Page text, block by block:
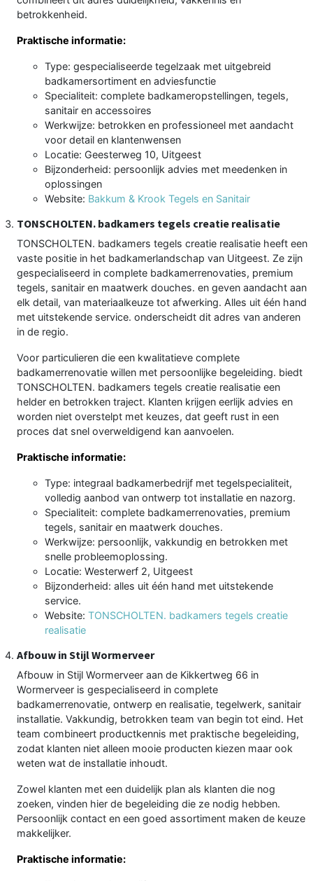
betrokkenheid.
Praktische informatie:
Type: gespecialiseerde tegelzaak met uitgebreid
badkamersortiment en adviesfunctie
Specialiteit: complete badkameropstellingen, tegels,
sanitair en accessoires
Werkwijze: betrokken en professioneel met aandacht
voor detail en klantenwensen
Locatie: Geesterweg 10, Uitgeest
Bijzonderheid: persoonlijk advies met meedenken in
oplossingen
Website: Bakkum & Krook Tegels en Sanitair
TONSCHOLTEN. badkamers tegels creatie realisatie
TONSCHOLTEN. badkamers tegels creatie realisatie heeft een
vaste positie in het badkamerlandschap van Uitgeest. Ze zijn
gespecialiseerd in complete badkamerrenovaties, premium
tegels, sanitair en maatwerk douches. en geven aandacht aan
elk detail, van materiaalkeuze tot afwerking. Alles uit één hand
met uitstekende service. onderscheidt dit adres van anderen
in de regio.
Voor particulieren die een kwalitatieve complete
badkamerrenovatie willen met persoonlijke begeleiding. biedt
TONSCHOLTEN. badkamers tegels creatie realisatie een
helder en betrokken traject. Klanten krijgen eerlijk advies en
worden niet overstelpt met keuzes, dat geeft rust in een
proces dat snel overweldigend kan aanvoelen.
Praktische informatie:
Type: integraal badkamerbedrijf met tegelspecialiteit,
volledig aanbod van ontwerp tot installatie en nazorg.
Specialiteit: complete badkamerrenovaties, premium
tegels, sanitair en maatwerk douches.
Werkwijze: persoonlijk, vakkundig en betrokken met
snelle probleemoplossing.
Locatie: Westerwerf 2, Uitgeest
Bijzonderheid: alles uit één hand met uitstekende
service.
Website: TONSCHOLTEN. badkamers tegels creatie
realisatie
Afbouw in Stijl Wormerveer
Afbouw in Stijl Wormerveer aan de Kikkertweg 66 in
Wormerveer is gespecialiseerd in complete
badkamerrenovatie, ontwerp en realisatie, tegelwerk, sanitair
installatie. Vakkundig, betrokken team van begin tot eind. Het
team combineert productkennis met praktische begeleiding,
zodat klanten niet alleen mooie producten kiezen maar ook
weten wat de installatie inhoudt.
Zowel klanten met een duidelijk plan als klanten die nog
zoeken, vinden hier de begeleiding die ze nodig hebben.
Persoonlijk contact en een goed assortiment maken de keuze
makkelijker.
Praktische informatie: